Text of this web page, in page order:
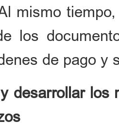
mismo
los
de pago y
desarrollar los